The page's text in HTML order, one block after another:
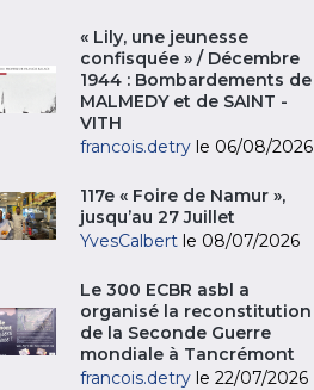
« Lily, une jeunesse
confisquée » / Décembre
1944 : Bombardements de
MALMEDY et de SAINT -
VITH
francois.detry le 06/08/2026
117e « Foire de Namur »,
jusqu’au 27 Juillet
YvesCalbert le 08/07/2026
Le 300 ECBR asbl a
organisé la reconstitution
de la Seconde Guerre
mondiale à Tancrémont
francois.detry le 22/07/2026